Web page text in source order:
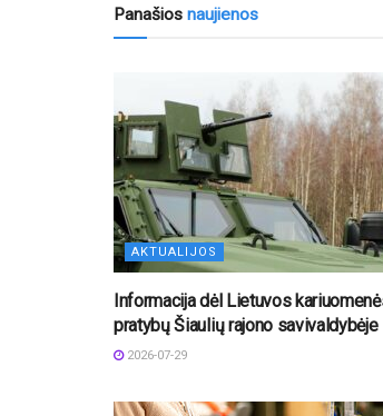
Panašios naujienos
AKTUALIJOS
Informacija dėl Lietuvos
pratybų Šiaulių rajono savivaldybėje
2026-07-29